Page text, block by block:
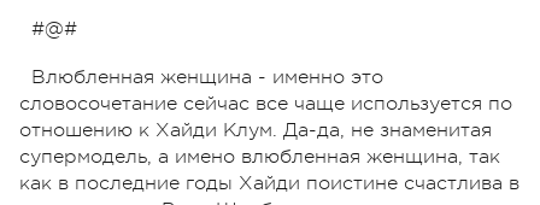
#@#
Влюбленная женщина - именно это
словосочетание сейчас все чаще используется по
отношению к Хайди Клум. Да-да, не знаменитая
супермодель, а имено влюбленная женщина, так
как в последние годы Хайди поистине счастлива в